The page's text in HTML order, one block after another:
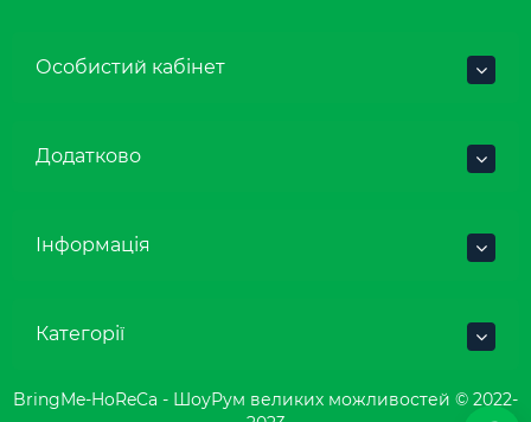
Особистий кабінет
Додатково
Інформація
Категорії
BringMe-HoReCa - ШоуРум великих можливостей © 2022-